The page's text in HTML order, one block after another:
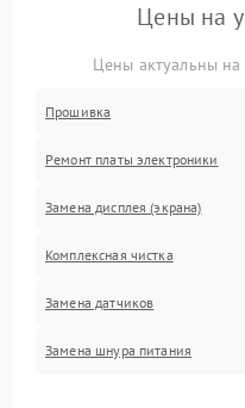
Цены на
Цены актуальны
Прошивка
Ремонт платы электроники
Замена дисплея (экрана)
Комплексная чистка
Замена датчиков
Замена шнура питания